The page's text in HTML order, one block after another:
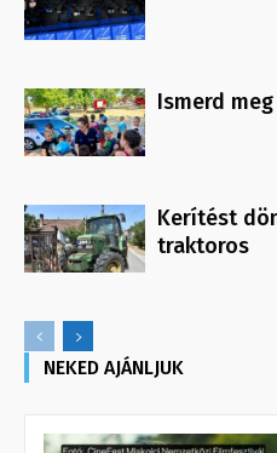
Ismerd
Kerítést
traktoros
NEKED AJÁNLJUK